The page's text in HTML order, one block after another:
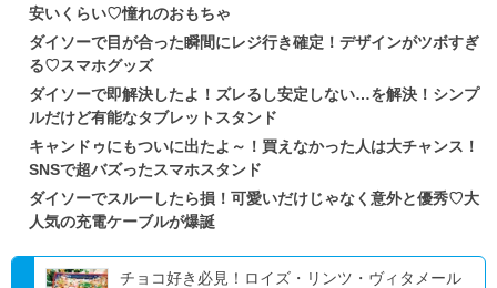
安いくらい♡憧れのおもちゃ
ダイソーで目が合った瞬間にレジ行き確定！デザインがツボすぎ
る♡スマホグッズ
ダイソーで即解決したよ！ズレるし安定しない…を解決！シンプ
ルだけど有能なタブレットスタンド
キャンドゥにもついに出たよ～！買えなかった人は大チャンス！
SNSで超バズったスマホスタンド
ダイソーでスルーしたら損！可愛いだけじゃなく意外と優秀♡大
人気の充電ケーブルが爆誕
チョコ好き必見！ロイズ・リンツ・ヴィタメール